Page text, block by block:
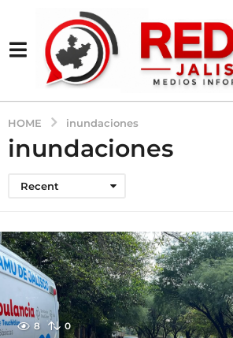
HOME inundaciones
inundaciones
Recent
8 0